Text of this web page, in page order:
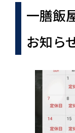
一膳飯
お知ら